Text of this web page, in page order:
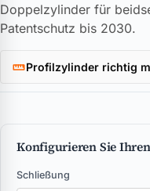
Doppelzylinder für
Patentschutz bis 2030.
Profilzylinder richtig
Konfigurieren Sie
Schließung